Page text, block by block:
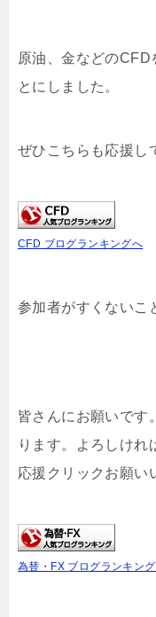
原油、金などのCFD
とにしました。
ぜひこちらも応援し
CFD ブログランキングへ
参加者がすくないこ
皆さんにお願いです
ります。よろしけれ
応援クリックお願い
為替・FX ブログランキン